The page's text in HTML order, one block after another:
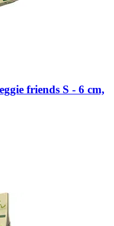
friends S -​ 6 cm,